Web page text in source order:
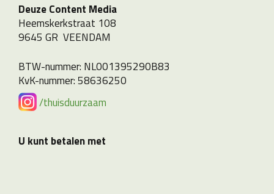
Deuze Content Media
Heemskerkstraat 108
9645 GR VEENDAM
BTW-nummer: NL001395290B83
KvK-nummer: 58636250
/thuisduurzaam
U kunt betalen met